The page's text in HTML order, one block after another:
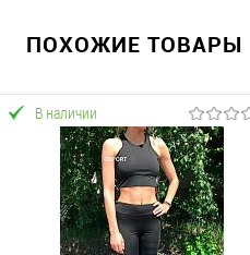
ПОХОЖИЕ ТОВАРЫ
В наличии